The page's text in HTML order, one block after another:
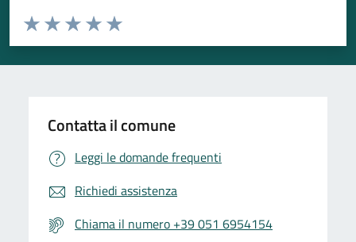
Valuta da 1 a 5 stelle la pagina
Valuta 5 stelle su 5
Valuta 4 stelle su 5
Valuta 3 stelle su 5
Valuta 2 stelle su 5
Valuta 1 stelle su 5
Contatta il comune
Leggi le domande frequenti
Richiedi assistenza
Chiama il numero +39 051 6954154